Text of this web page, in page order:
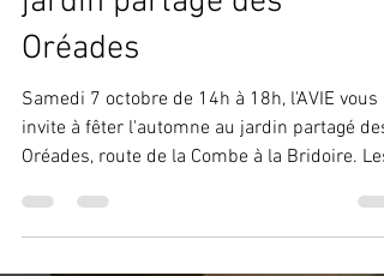
associationavie
28 sept. 2023
Fête de l'automne au
jardin partagé des
Oréades